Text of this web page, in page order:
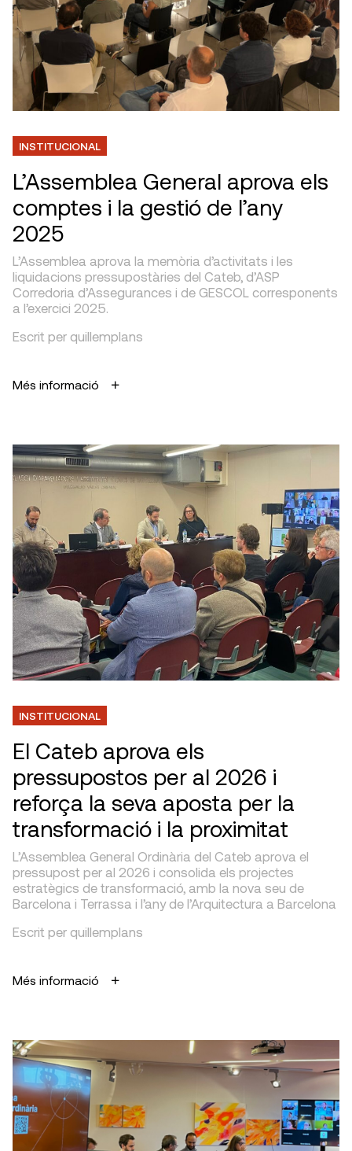
INSTITUCIONAL
L’Assemblea General aprova els
comptes i la gestió de l’any
2025
L’Assemblea aprova la memòria d’activitats i les
liquidacions pressupostàries del Cateb, d’ASP
Corredoria d’Assegurances i de GESCOL corresponents
a l’exercici 2025.
Escrit per quillemplans
Més informació
INSTITUCIONAL
El Cateb aprova els
pressupostos per al 2026 i
reforça la seva aposta per la
transformació i la proximitat
L’Assemblea General Ordinària del Cateb aprova el
pressupost per al 2026 i consolida els projectes
estratègics de transformació, amb la nova seu de
Barcelona i Terrassa i l’any de l’Arquitectura a Barcelona
Escrit per quillemplans
Més informació